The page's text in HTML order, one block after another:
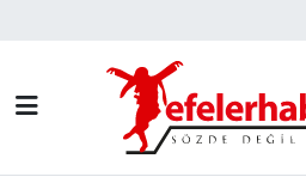
Nöbetçi Eczaneler
Hava Durumu